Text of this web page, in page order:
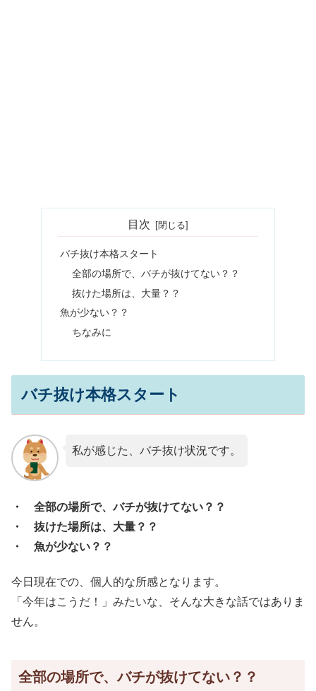
目次
バチ抜け本格スタート
全部の場所で、バチが抜けてない？？
抜けた場所は、大量？？
魚が少ない？？
ちなみに
バチ抜け本格スタート
私が感じた、バチ抜け状況です。
・ 全部の場所で、バチが抜けてない？？
・ 抜けた場所は、大量？？
・ 魚が少ない？？
今日現在での、個人的な所感となります。
「今年はこうだ！」みたいな、そんな大きな話ではありま
せん。
全部の場所で、バチが抜けてない？？